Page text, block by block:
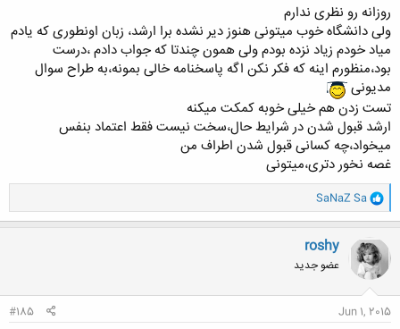
کلیک کنید تا باز شود...
روزانه رو نظری ندارم
ولی دانشگاه خوب میتونی هنوز دیر نشده برا ارشد، زبان اونطوری که یادم
میاد خودم زیاد نزده بودم ولی همون چندتا که جواب دادم ،درست
بود،منظورم اینه که فکر نکن اگه پاسخنامه خالی بمونه،به طراح سوال
مدیونی
تست زدن هم خیلی خوبه کمکت میکنه
ارشد قبول شدن در شرایط حال،سخت نیست فقط اعتماد بنفس
میخواد،چه کسانی قبول شدن اطراف من
غصه نخور دتری،میتونی
و
ا
ک
ن
ش
ه
SaNaZ Sa
roshy
عضو جدید
Jun 1, 2015
#185